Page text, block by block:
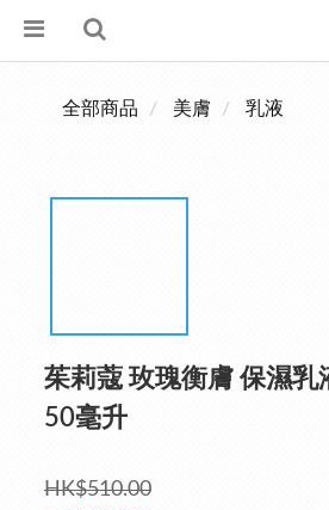
全部商品 美膚 乳液
茱莉蔻 玫瑰衡膚 保濕乳
50毫升
HK$510.00